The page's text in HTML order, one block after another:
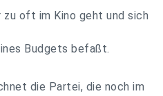
oft im Kino geht und sich
Budgets befaßt.
die Partei, die noch im